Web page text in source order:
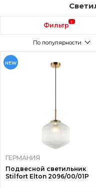
Фильтр 1
По популярности
NEW
ГЕРМАНИЯ
Подвесной светильник
Stilfort Elton 2096/00/01P